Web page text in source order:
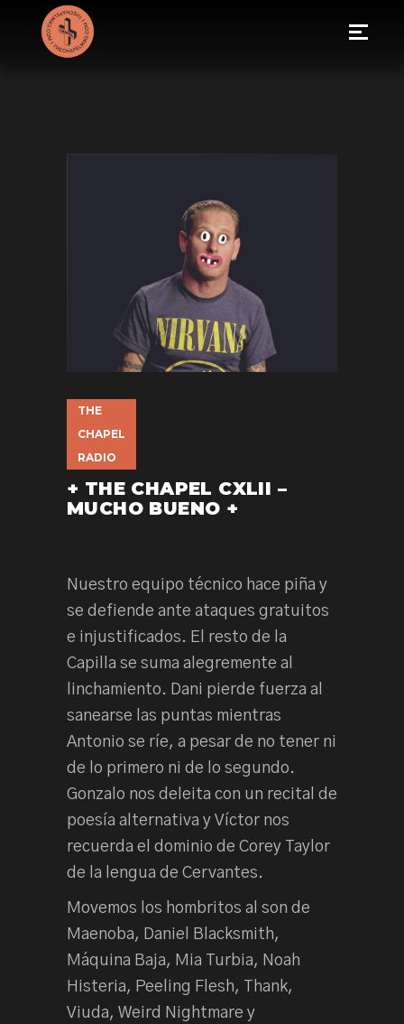
THE
CHAPEL
RADIO
+ THE CHAPEL CXLII –
MUCHO BUENO +
Nuestro equipo técnico hace piña y
se defiende ante ataques gratuitos
e injustificados. El resto de la
Capilla se suma alegremente al
linchamiento. Dani pierde fuerza al
sanearse las puntas mientras
Antonio se ríe, a pesar de no tener ni
de lo primero ni de lo segundo.
Gonzalo nos deleita con un recital de
poesía alternativa y Víctor nos
recuerda el dominio de Corey Taylor
de la lengua de Cervantes.
Movemos los hombritos al son de
Maenoba, Daniel Blacksmith,
Máquina Baja, Mia Turbia, Noah
Histeria, Peeling Flesh, Thank,
Viuda, Weird Nightmare y